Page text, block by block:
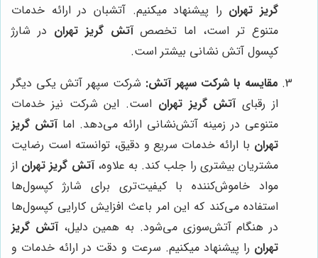
گریز تهران را پیشنهاد میکنیم. آتشبان در ارائه خدمات
متنوع تر است، اما تخصصآتش گریز تهران در شارژ
کپسول آتش نشانی بیشتر است.
مقایسه با شرکت سپهر آتش: شرکت سپهر آتش یکی دیگر
از رقبایآتش گریز تهران است. این شرکت نیز خدمات
متنوعی در زمینه آتش‌نشانی ارائه می‌دهد. اماآتش گریز
تهران با ارائه خدمات سریع و دقیق، توانسته است رضایت
مشتریان بیشتری را جلب کند. به علاوه،آتش گریز تهران از
مواد خاموش‌کننده با کیفیت‌تری برای شارژ کپسول‌ها
استفاده می‌کند که این امر باعث افزایش کارایی کپسول‌ها
در هنگام آتش‌سوزی می‌شود. به همین دلیل،آتش گریز
تهران را پیشنهاد میکنیم. سرعت و دقت در ارائه خدمات و